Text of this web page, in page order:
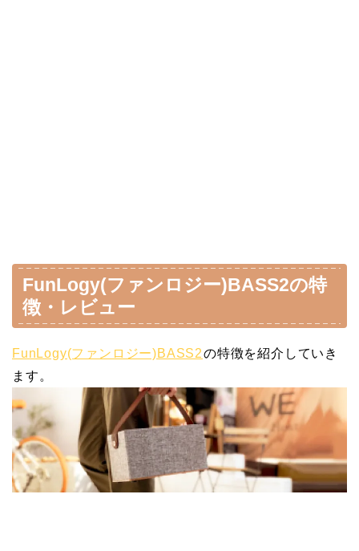
FunLogy(ファンロジー)BASS2の特
徴・レビュー
FunLogy(ファンロジー)BASS2の特徴を紹介していき
ます。